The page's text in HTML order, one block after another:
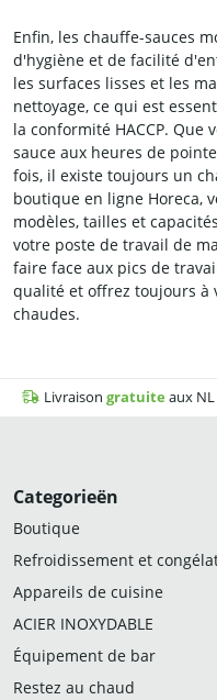
Enfin, les chauffe-sauces
d'hygiène et de facilité
les surfaces lisses et les
nettoyage, ce qui est
la conformité HACCP. Que
sauce aux heures de
fois, il existe toujours un
boutique en ligne Horeca,
modèles, tailles et
votre poste de travail de
faire face aux pics de
qualité et offrez toujours à
chaudes.
Livraison gratuite aux
Categorieën
Boutique
Refroidissement et
Appareils de cuisine
ACIER INOXYDABLE
Équipement de bar
Restez au chaud